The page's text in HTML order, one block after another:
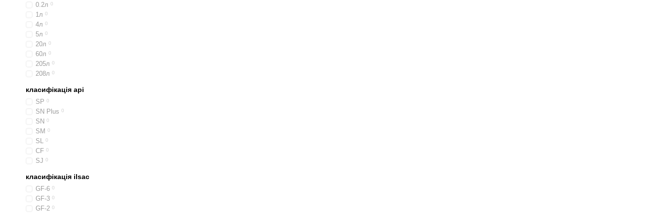
0.2л 0
1л 0
4л 0
5л 0
20л 0
60л 0
205л 0
208л 0
класифікація api
SP 0
SN Plus 0
SN 0
SM 0
SL 0
CF 0
SJ 0
класифікація ilsac
GF-6 0
GF-3 0
GF-2 0